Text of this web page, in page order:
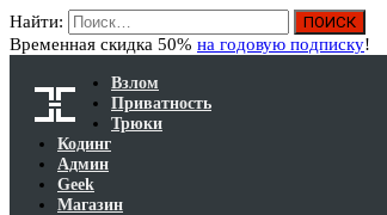
Найти:
Временная скидка 50% на годовую подписку!
Взлом
Приватность
Трюки
Кодинг
Админ
Geek
Магазин